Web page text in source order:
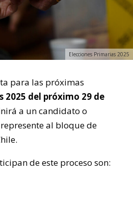
Elecciones Primarias 2025
para las próximas
2025 del próximo 29 de
a un candidato o
al bloque de
de este proceso son: